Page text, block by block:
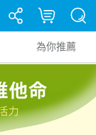
為你推薦